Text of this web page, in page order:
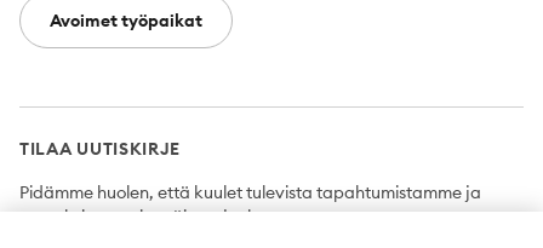
Avoimet työpaikat
TILAA UUTISKIRJE
Pidämme huolen, että kuulet tulevista tapahtumistamme ja
uutuuksista ensimmäisten joukossa.